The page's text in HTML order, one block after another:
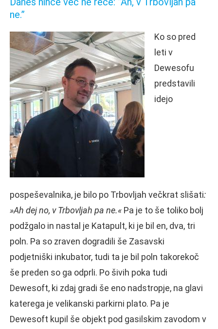
ne.”
Ko so pred
leti v
Dewesofu
predstavili
idejo
pospeševalnika, je bilo po Trbovljah večkrat slišati:
»Ah dej no, v Trbovljah pa ne.« Pa je to še toliko bolj
podžgalo in nastal je Katapult, ki je bil en, dva, tri
poln. Pa so zraven dogradili še Zasavski
podjetniški inkubator, tudi ta je bil poln takorekoč
še preden so ga odprli. Po šivih poka tudi
Dewesoft, ki zdaj gradi še eno nadstropje, na glavi
katerega je velikanski parkirni plato. Pa je
Dewesoft kupil še objekt pod gasilskim zavodom v